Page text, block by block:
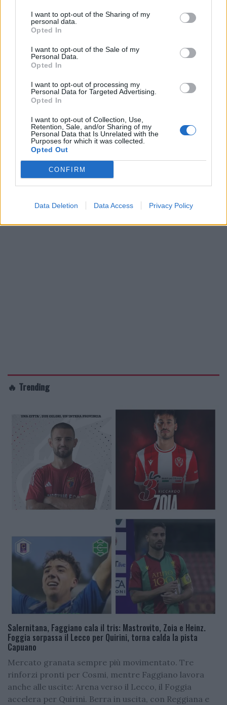
I want to opt-out of the Sharing of my
personal data.
Opted In
I want to opt-out of the Sale of my
Personal Data.
Opted In
I want to opt-out of processing my
Personal Data for Targeted Advertising.
Opted In
I want to opt-out of Collection, Use,
Retention, Sale, and/or Sharing of my
Personal Data that Is Unrelated with the
Purposes for which it was collected.
Opted Out
CONFIRM
Data Deletion Data Access Privacy Policy
🔥 Trending
Salernitana, Faggiano cala il tris: Mastrovito, Zoia e Heinz.
Foggia sorpassa il Lecco per Quirini, torna calda la pista
Capuano
Mercato granata sempre più movimentato. Tre
rinforzi pronti per Cosmi, mentre Faggiano lavora
anche alle uscite: Arena verso il Lecco, il Foggia
accelera per Quirini. Berra in uscita, con Reggiana e